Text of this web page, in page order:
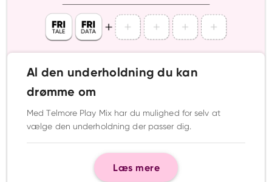
Al den underholdning du kan
drømme om
Med Telmore Play Mix har du mulighed for selv at
vælge den underholdning der passer dig.
Læs mere